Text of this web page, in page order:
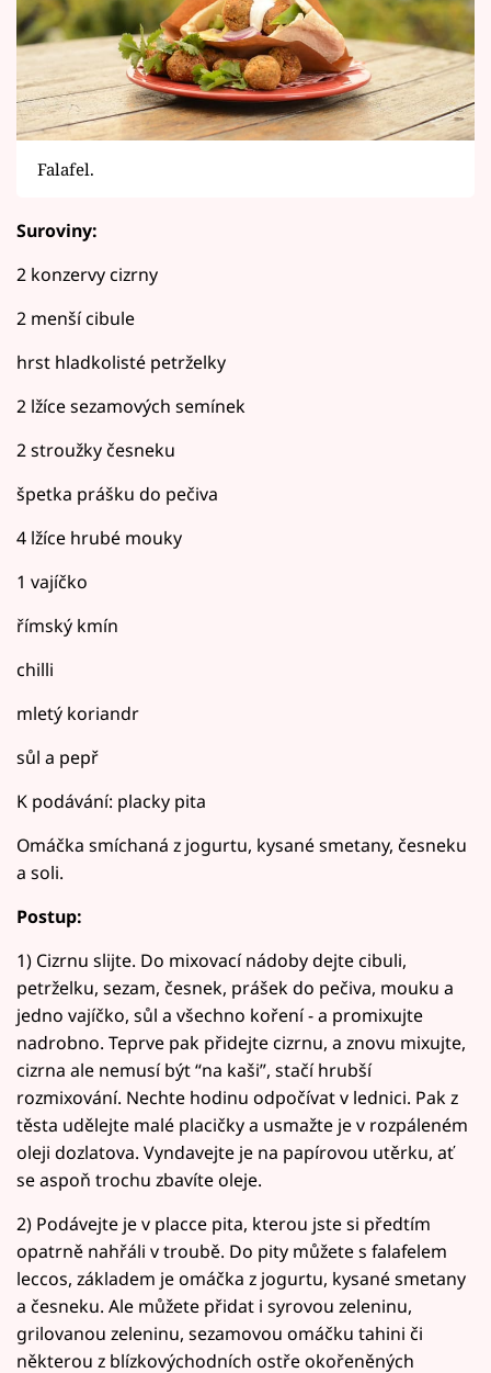
Falafel.
Suroviny:
2 konzervy cizrny
2 menší cibule
hrst hladkolisté petrželky
2 lžíce sezamových semínek
2 stroužky česneku
špetka prášku do pečiva
4 lžíce hrubé mouky
1 vajíčko
římský kmín
chilli
mletý koriandr
sůl a pepř
K podávání: placky pita
Omáčka smíchaná z jogurtu, kysané smetany, česneku
a soli.
Postup:
1) Cizrnu slijte. Do mixovací nádoby dejte cibuli,
petrželku, sezam, česnek, prášek do pečiva, mouku a
jedno vajíčko, sůl a všechno koření - a promixujte
nadrobno. Teprve pak přidejte cizrnu, a znovu mixujte,
cizrna ale nemusí být “na kaši”, stačí hrubší
rozmixování. Nechte hodinu odpočívat v lednici. Pak z
těsta udělejte malé placičky a usmažte je v rozpáleném
oleji dozlatova. Vyndavejte je na papírovou utěrku, ať
se aspoň trochu zbavíte oleje.
2) Podávejte je v placce pita, kterou jste si předtím
opatrně nahřáli v troubě. Do pity můžete s falafelem
leccos, základem je omáčka z jogurtu, kysané smetany
a česneku. Ale můžete přidat i syrovou zeleninu,
grilovanou zeleninu, sezamovou omáčku tahini či
některou z blízkovýchodních ostře okořeněných